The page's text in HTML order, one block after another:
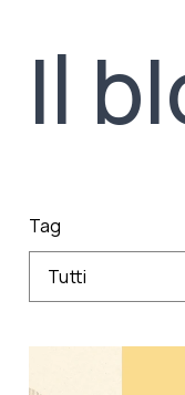
Il
Tag
Tutti